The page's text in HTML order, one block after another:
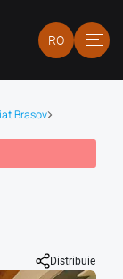
RO
Brasov
Distribuie